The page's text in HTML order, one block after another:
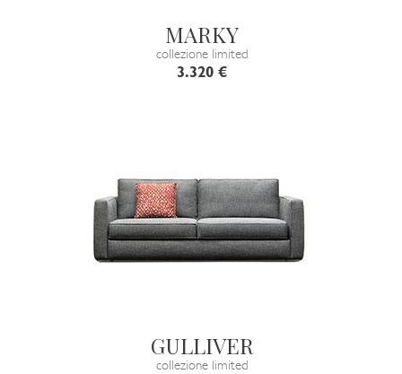
MARKY
collezione limited
3.320 €
GULLIVER
collezione limited